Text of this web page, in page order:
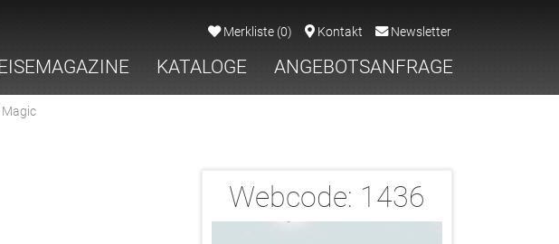
Merkliste (0) Kontakt Newsletter
KATALOGE ANGEBOTSANFRAGE
Webcode: 1436